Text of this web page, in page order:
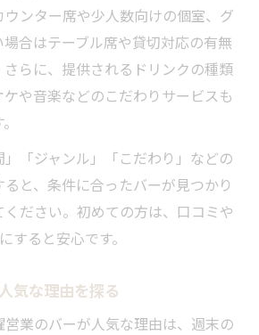
ンター席や少人数向けの個室、グ
合はテーブル席や貸切対応の有無
らに、提供されるドリンクの種類
や音楽などのこだわりサービスも
」「ジャンル」「こだわり」などの
と、条件に合ったバーが見つかり
ださい。初めての方は、口コミや
すると安心です。
気な理由を探る
業のバーが人気な理由は、週末の